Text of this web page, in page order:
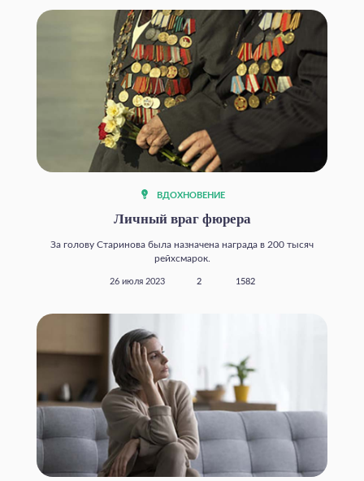
ВДОХНОВЕНИЕ
Личный враг фюрера
За голову Старинова была назначена награда в 200 тысяч
рейхсмарок.
26 июля 2023 2 1582